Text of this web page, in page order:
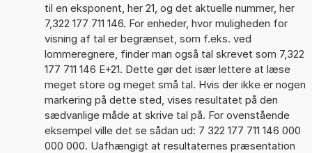
til en eksponent, her 21, og det aktuelle nummer, her
7,322 177 711 146. For enheder, hvor muligheden for
visning af tal er begrænset, som f.eks. ved
lommeregnere, finder man også tal skrevet som 7,322
177 711 146 E+21. Dette gør det især lettere at læse
meget store og meget små tal. Hvis der ikke er nogen
markering på dette sted, vises resultatet på den
sædvanlige måde at skrive tal på. For ovenstående
eksempel ville det se sådan ud: 7 322 177 711 146 000
000 000. Uafhængigt at resultaternes præsentation